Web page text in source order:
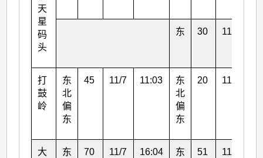
天
星
码
头
东 30 11/7
打
鼓
岭
东
北
偏
东
45 11/7 11:03
东
北
偏
东
20 11/7
大
东
70 11/7 16:04 东 51 11/7